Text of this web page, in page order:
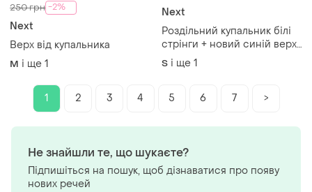
250 грн -2%
Next
Верх від купальника
M і ще 1
Next
Роздільний купальник білі
стрінги + новий синій верх
бандо next
S і ще 1
1 2 3 4 5 6 7 >
Не знайшли те, що шукаєте?
Підпишіться на пошук, щоб дізнаватися про появу
нових речей